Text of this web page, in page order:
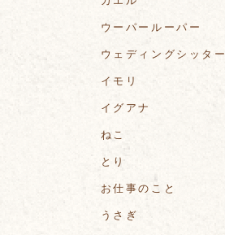
ウーパールーパー
ウェディングシッター
イモリ
イグアナ
ねこ
とり
お仕事のこと
うさぎ